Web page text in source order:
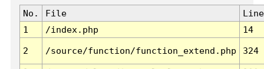
No. File
Line
1
/index.php 14
2 /source/function/function_extend.php 324